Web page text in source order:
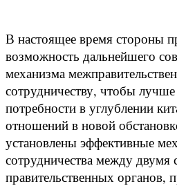
В настоящее время стороны
возможность дальнейшего
механизма
сотрудничеству, чтобы лучше
потребности в углублении
отношений в новой
установлены эффективные
сотрудничества между двумя
правительственных органов,